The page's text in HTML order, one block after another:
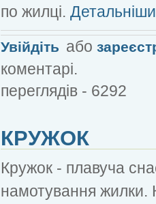
по жилці.
Увійдіть або
коментарі.
переглядів - 6292
КРУЖОК
Кружок - плавуча
намотування жилки.